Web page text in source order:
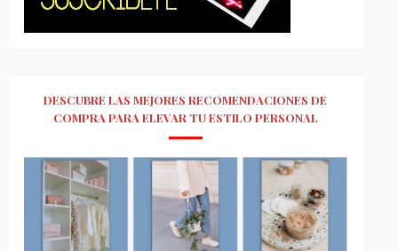
DESCUBRE LAS MEJORES RECOMENDACIONES DE
COMPRA PARA ELEVAR TU ESTILO PERSONAL